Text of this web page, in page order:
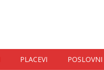
PLACEVI